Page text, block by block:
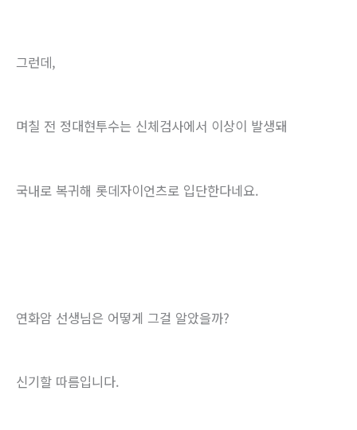
그런데,
며칠 전 정대현투수는 신체검사에서 이상이 발생돼
국내로 복귀해 롯데자이언츠로 입단한다네요.
연화암 선생님은 어떻게 그걸 알았을까?
신기할 따름입니다.